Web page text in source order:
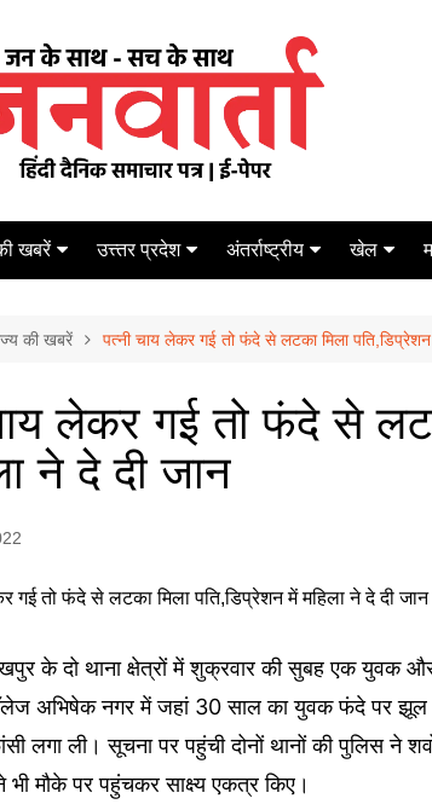
खबरें
पटना
उत्त्तर प्रदेश
कानपुर
आज़मगढ़
ग़ाज़ीपुर
अंतर्राष्ट्रीय खेल
टेनिस
की खबरें ​​​​​​​पत्नी चाय लेकर गई तो फंदे से लटका मिला
लेकर गई तो फंदे से
ने दे दी जान
के दो थाना क्षेत्रों में शुक्रवार की सुबह एक युवक
अभिषेक नगर में जहां 30 साल का युवक फंदे पर झूल
लगा ली। सूचना पर पहुंची दोनों थानों की पुलिस ने
भी मौके पर पहुंचकर साक्ष्य एकत्र किए।